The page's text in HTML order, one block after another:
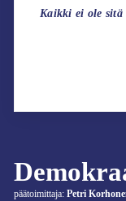
päätoimittaja: Petri
Kaikki ei ole sitä